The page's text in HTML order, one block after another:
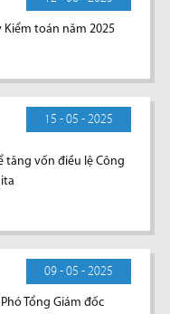
Kiểm toán năm 2025
15 - 05 - 2025
tăng vốn điều lệ Công
09 - 05 - 2025
Tổng Giám đốc